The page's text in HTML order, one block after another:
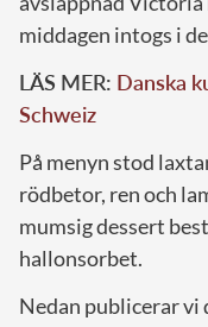
middagen intogs i
LÄS MER: Danska
Schweiz
På menyn stod
rödbetor, ren och
mumsig dessert
hallonsorbet.
Nedan publicerar vi